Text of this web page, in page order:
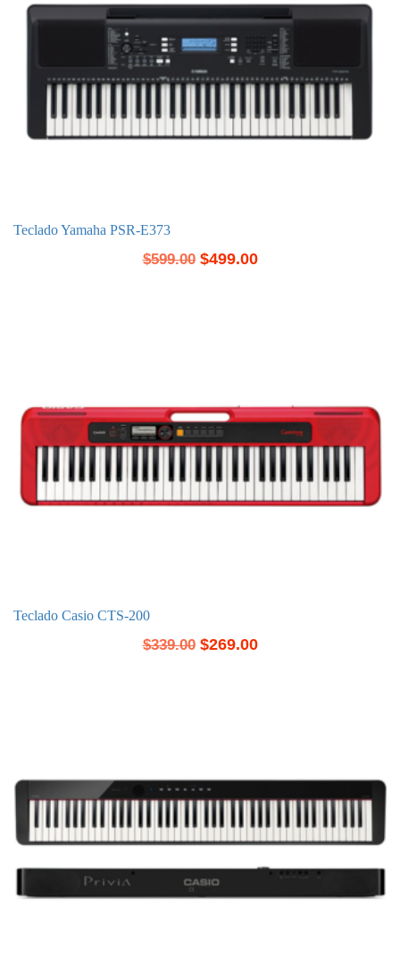
Teclado Yamaha PSR-E373
$599.00 $499.00
Teclado Casio CTS-200
$339.00 $269.00